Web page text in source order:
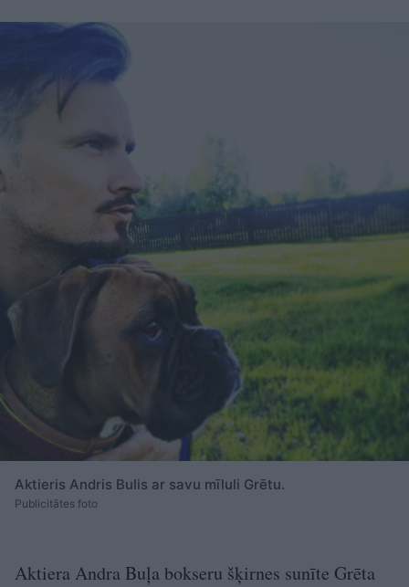
Aktieris Andris Bulis ar savu mīluli Grētu.
Publicitātes foto
Aktiera Andra Buļa bokseru šķirnes sunīte Grēta